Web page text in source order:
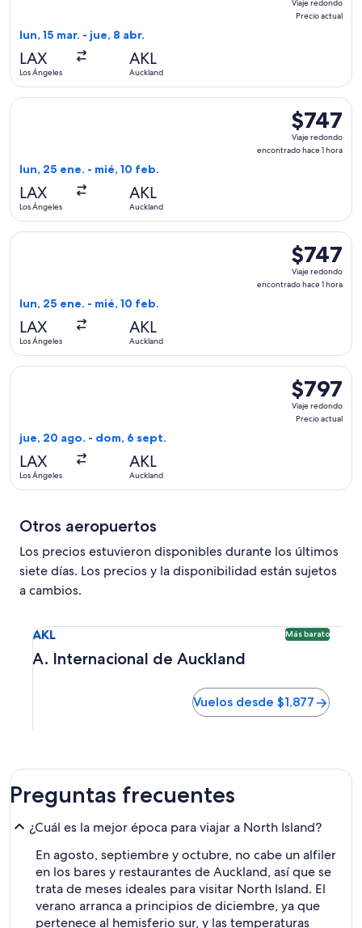
redondo,
Viaje redondo
Precio actual
lun, 15 mar. - jue, 8 abr.
LAX
Los Ángeles
AKL
Auckland
$747
Viaje
redondo,
$747
Viaje redondo
encontrado hace 1 hora
lun, 25 ene. - mié, 10 feb.
LAX
Los Ángeles
AKL
Auckland
Seleccionar vuelo de American Airlines, con salida el lun,
$747
Viaje
redondo,
$747
Viaje redondo
encontrado hace 1 hora
lun, 25 ene. - mié, 10 feb.
LAX
Los Ángeles
AKL
Auckland
Seleccionar vuelo de Delta, con salida el lun, 25 ene.
$797
Viaje
redondo,
$797
Viaje redondo
Precio actual
jue, 20 ago. - dom, 6 sept.
LAX
Los Ángeles
AKL
Auckland
Seleccionar vuelo de Qantas Airways, con salida el jue, 20
Otros aeropuertos
Los precios estuvieron disponibles durante los últimos
siete días. Los precios y la disponibilidad están sujetos
a cambios.
AKL Más barato
A. Internacional de Auckland
Vuelos desde $1,877
Preguntas frecuentes
¿Cuál es la mejor época para viajar a North Island?
En agosto, septiembre y octubre, no cabe un alfiler
en los bares y restaurantes de Auckland, así que se
trata de meses ideales para visitar North Island. El
verano arranca a principios de diciembre, ya que
pertenece al hemisferio sur, y las temperaturas